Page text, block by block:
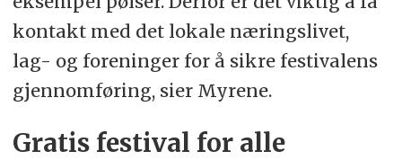
kontakt med det lokale næringslivet,
lag- og foreninger for å sikre festivalens
gjennomføring, sier Myrene.
Gratis festival for alle